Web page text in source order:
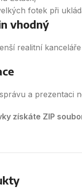
fotek při
vhodný
realitní
a prezentaci
získáte ZIP